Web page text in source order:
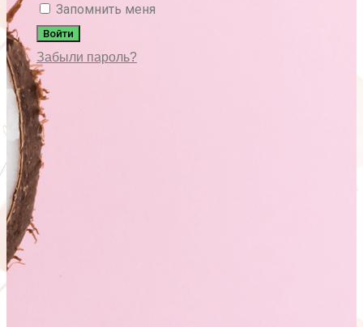
Запомнить меня
Войти
Забыли пароль?